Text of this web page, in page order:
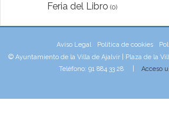
Feria del Libro (0)
Aviso Legal Política de cookies
© Ayuntamiento de la Villa de Ajalvir | Plaza de la
Teléfono: 91 884 33 28 | Acceso